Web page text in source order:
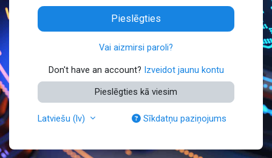
Pieslēgties
Vai aizmirsi paroli?
Don't have an account? Izveidot jaunu kontu
Pieslēgties kā viesim
Latviešu ‎(lv)‎ Sīkdatņu paziņojums